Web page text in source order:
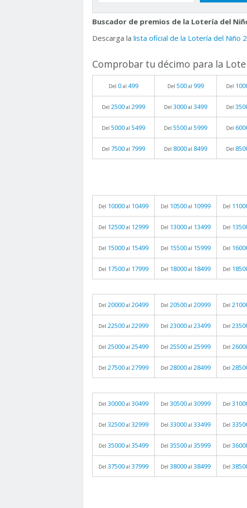
Buscador de premios de la Lotería del
Descarga la lista oficial de la Lotería del Niño
Comprobar tu décimo para la
Del 0 al 499 Del 500 al 999 Del
Del 2500 al 2999 Del 3000 al 3499 Del
Del 5000 al 5499 Del 5500 al 5999 Del
Del 7500 al 7999 Del 8000 al 8499 Del
Del 10000 al 10499 Del 10500 al 10999 Del
Del 12500 al 12999 Del 13000 al 13499 Del
Del 15000 al 15499 Del 15500 al 15999 Del
Del 17500 al 17999 Del 18000 al 18499 Del
Del 20000 al 20499 Del 20500 al 20999 Del
Del 22500 al 22999 Del 23000 al 23499 Del
Del 25000 al 25499 Del 25500 al 25999 Del
Del 27500 al 27999 Del 28000 al 28499 Del
Del 30000 al 30499 Del 30500 al 30999 Del
Del 32500 al 32999 Del 33000 al 33499 Del
Del 35000 al 35499 Del 35500 al 35999 Del
Del 37500 al 37999 Del 38000 al 38499 Del